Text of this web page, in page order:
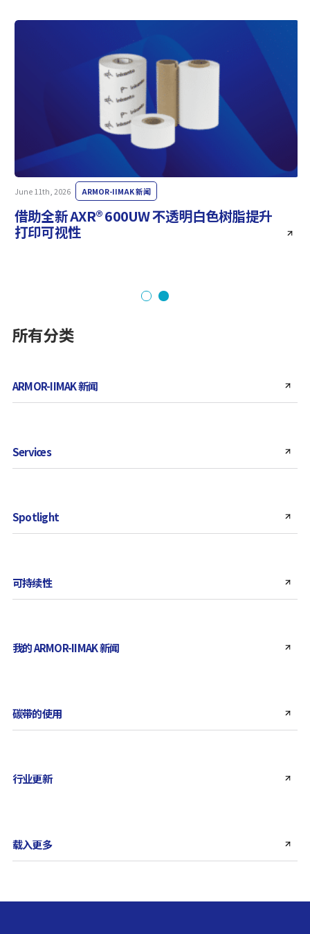
June 11th, 2026 ARMOR-IIMAK 新闻
借助全新 AXR® 600UW 不透明白色树脂提升
打印可视性
所有分类
ARMOR-IIMAK 新闻
Services
Spotlight
可持续性
我的 ARMOR-IIMAK 新闻
碳带的使用
行业更新
载入更多